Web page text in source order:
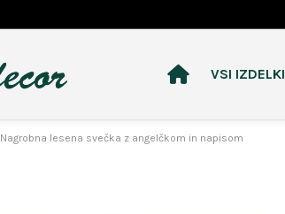
VSI IZDELKI
Nagrobna lesena svečka z angelčkom in napisom